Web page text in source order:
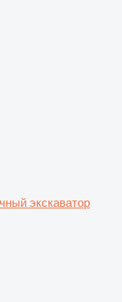
экскаватор